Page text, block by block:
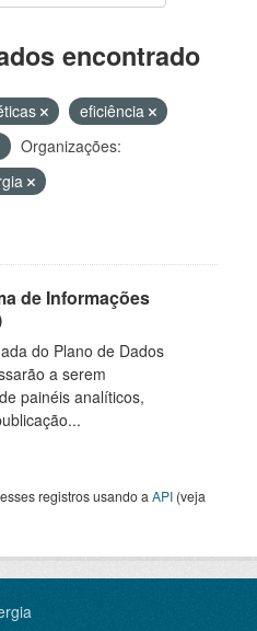
encontrado
eficiência
Organizações:
de Informações
do Plano de Dados
a serem
painéis analíticos,
registros usando a API (veja